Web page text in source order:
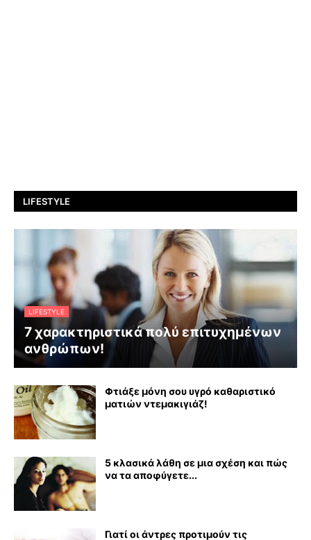
LIFESTYLE
LIFESTYLE
7 χαρακτηριστικά πολύ επιτυχημένων
ανθρώπων!
Φτιάξε μόνη σου υγρό καθαριστικό
ματιών ντεμακιγιάζ!
5 κλασικά λάθη σε μια σχέση και πώς
να τα αποφύγετε...
Γιατί οι άντρες προτιμούν τις